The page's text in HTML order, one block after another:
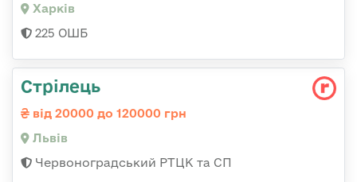
Харків
225 ОШБ
Стрілець
від 20000 до 120000 грн
Львів
Червоноградський РТЦК та СП